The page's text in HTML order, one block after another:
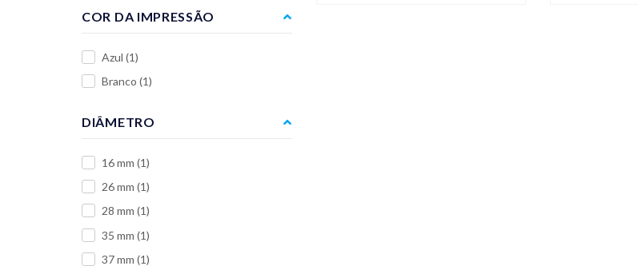
COR DA IMPRESSÃO
Azul (1)
Branco (1)
DIÂMETRO
16 mm (1)
26 mm (1)
28 mm (1)
35 mm (1)
37 mm (1)